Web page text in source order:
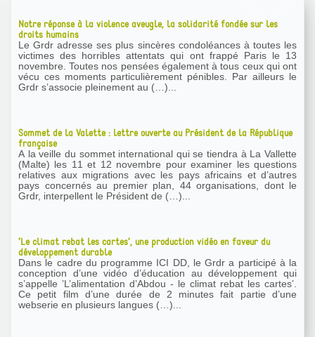
Notre réponse à la violence aveugle, la solidarité fondée sur les
droits humains
Le Grdr adresse ses plus sincères condoléances à toutes les
victimes des horribles attentats qui ont frappé Paris le 13
novembre. Toutes nos pensées également à tous ceux qui ont
vécu ces moments particulièrement pénibles. Par ailleurs le
Grdr s’associe pleinement au (…)...
Sommet de la Valette : lettre ouverte au Président de la République
française
A la veille du sommet international qui se tiendra à La Vallette
(Malte) les 11 et 12 novembre pour examiner les questions
relatives aux migrations avec les pays africains et d’autres
pays concernés au premier plan, 44 organisations, dont le
Grdr, interpellent le Président de (…)...
’Le climat rebat les cartes’, une production vidéo en faveur du
développement durable
Dans le cadre du programme ICI DD, le Grdr a participé à la
conception d’une vidéo d’éducation au développement qui
s’appelle ’L’alimentation d’Abdou - le climat rebat les cartes’.
Ce petit film d’une durée de 2 minutes fait partie d’une
webserie en plusieurs langues (…)...